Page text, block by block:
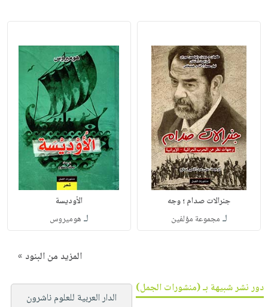
جنرالات صدام ؛ وجه
لـ مجموعة مؤلفين
الأوديسة
لـ هوميروس
المزيد من البنود »
دور نشر شبيهة بـ (منشورات الجمل)
الدار العربية للعلوم ناشرون